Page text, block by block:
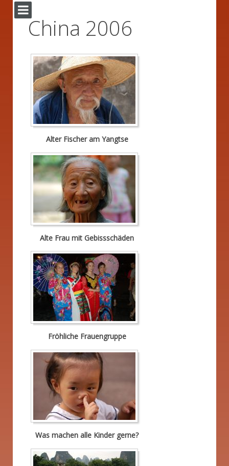
China 2006
Alter Fischer am Yangtse
Alte Frau mit Gebissschäden
Fröhliche Frauengruppe
Was machen alle Kinder gerne?